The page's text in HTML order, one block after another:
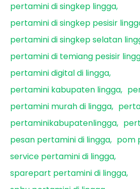
pertamini di singkep lingga
pertamini di singkep pesisir
pertamini di singkep selatan
pertamini di temiang pesisir
pertamini digital di lingga
pertamini kabupaten lingga
pertamini murah di lingga
pertaminikabupatenlingga
pesan pertamini di lingga
pom
service pertamini di lingga
sparepart pertamini di lingga